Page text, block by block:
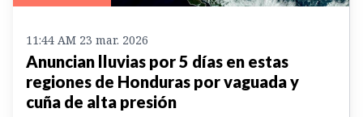
11:44 AM 23 mar. 2026
Anuncian lluvias por 5 días en estas
regiones de Honduras por vaguada y
cuña de alta presión